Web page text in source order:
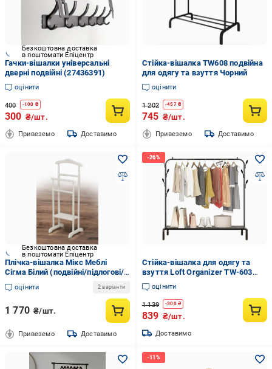
Безкоштовна доставка
в поштомати Епіцентр
Гачки-вішалки універсальні
дверні подвійні (27436391)
оцінити
400 -100 ₴
300 ₴/шт.
Привеземо Доставимо
Стійка-вішалка TW608 подвійна
для одягу та взуття Чорний
оцінити
1 202 -457₴
745 ₴/шт.
Привеземо Доставимо
Безкоштовна доставка
в поштомати Епіцентр
Плічка-вішалка Мікс Меблі
Сігма Білий (подвійні/підлогові/
дерево)
оцінити 2 варіанти
1 770 ₴/шт.
Привеземо Доставимо
Стійка-вішалка для одягу та
взуття Loft Organizer TW-603
сталева підлогова з полицею і 8
гачками Black (376078)
оцінити
1 139 -300₴
839 ₴/шт.
Доставимо